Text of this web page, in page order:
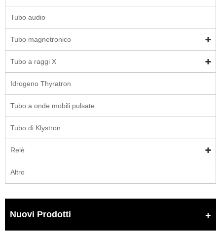
Tubo audio
Tubo magnetronico
Tubo a raggi X
Idrogeno Thyratron
Tubo a onde mobili pulsate
Tubo di Klystron
Relè
Altro
Nuovi Prodotti